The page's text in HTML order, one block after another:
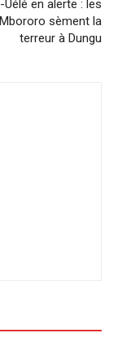
Uélé en alerte : les
sèment la
terreur à Dungu